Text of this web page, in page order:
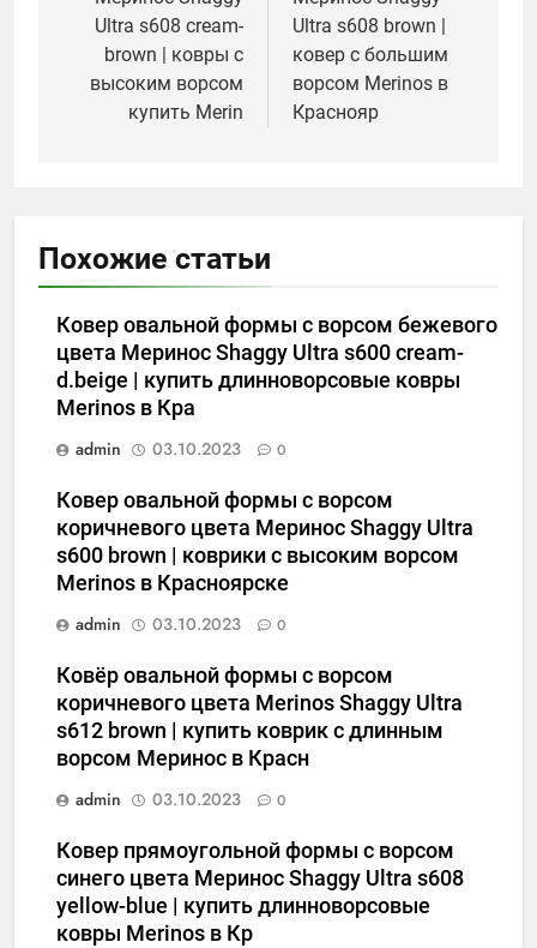
Ultra s608 cream-
brown | ковры с
высоким ворсом
купить Merin
Ultra s608 brown |
ковер с большим
ворсом Merinos в
Краснояр
Похожие статьи
Ковер овальной формы с ворсом бежевого
цвета Меринос Shaggy Ultra s600 cream-
d.beige | купить длинноворсовые ковры
Merinos в Кра
admin
03.10.2023 0
Ковер овальной формы с ворсом
коричневого цвета Меринос Shaggy Ultra
s600 brown | коврики с высоким ворсом
Merinos в Красноярске
admin
03.10.2023 0
Ковёр овальной формы с ворсом
коричневого цвета Merinos Shaggy Ultra
s612 brown | купить коврик с длинным
ворсом Меринос в Красн
admin
03.10.2023 0
Ковер прямоугольной формы с ворсом
синего цвета Меринос Shaggy Ultra s608
yellow-blue | купить длинноворсовые
ковры Merinos в Кр